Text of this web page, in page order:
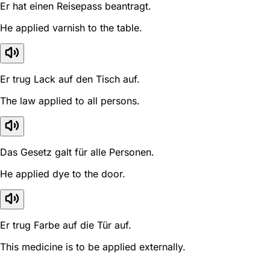
Er hat einen Reisepass beantragt.
He applied varnish to the table.
Er trug Lack auf den Tisch auf.
The law applied to all persons.
Das Gesetz galt für alle Personen.
He applied dye to the door.
Er trug Farbe auf die Tür auf.
This medicine is to be applied externally.